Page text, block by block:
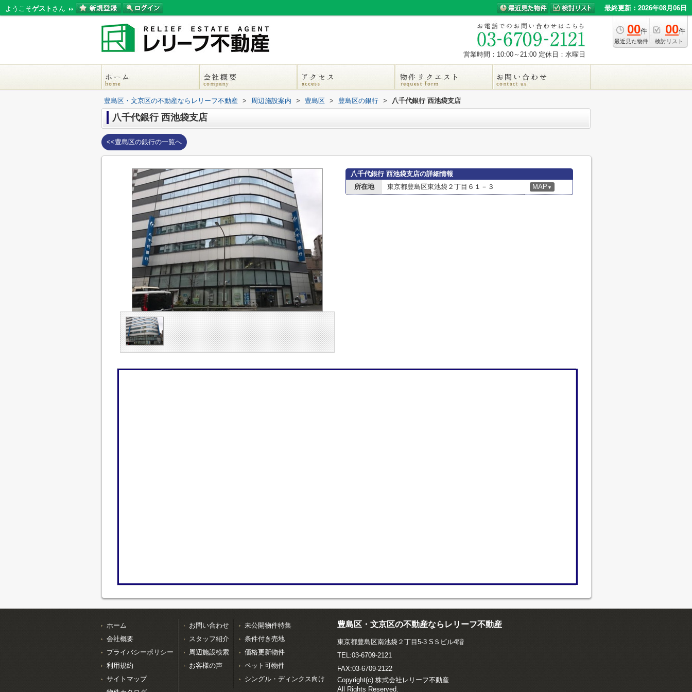
ようこそゲスト さん 最終更新：2026年08月06日
00件
最近見た物件
00件
検討リスト
営業時間：10:00～21:00 定休日：水曜日
豊島区・文京区の不動産ならレリーフ不動産 > 周辺施設案内 > 豊島区 > 豊島区の銀行 > 八千代銀行 西池袋支店
八千代銀行 西池袋支店
<<豊島区の銀行の一覧へ
八千代銀行 西池袋支店の詳細情報
所在地
東京都豊島区東池袋２丁目６１－３ MAP ▼
ホーム
会社概要
プライバシーポリシー
利用規約
サイトマップ
お問い合わせ
スタッフ紹介
周辺施設検索
お客様の声
未公開物件特集
条件付き売地
価格更新物件
ペット可物件
シングル・ディンクス向け
豊島区・文京区の不動産ならレリーフ不動産
東京都豊島区南池袋２丁目5-3 SＳビル4階
TEL:03-6709-2121
FAX:03-6709-2122
Copyright(c) 株式会社レリーフ不動産
All Rights Reserved.